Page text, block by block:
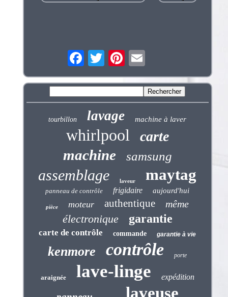
tourbillon lavage machine à laver
whirlpool carte
machine samsung
assemblage laveur maytag
panneau de contrôle frigidaire aujourd'hui
pièce moteur authentique même
électronique garantie
carte de contrôle commande garantie à vie
kenmore contrôle porte
araignée lave-linge expédition
laveuse